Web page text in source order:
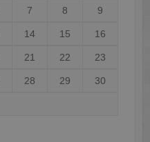
7 8 9
14 15 16
21 22 23
28 29 30